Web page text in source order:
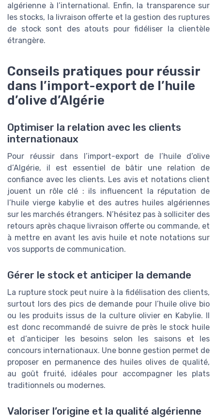
algérienne à l’international. Enfin, la transparence sur
les stocks, la livraison offerte et la gestion des ruptures
de stock sont des atouts pour fidéliser la clientèle
étrangère.
Conseils pratiques pour réussir
dans l’import-export de l’huile
d’olive d’Algérie
Optimiser la relation avec les clients
internationaux
Pour réussir dans l’import-export de l’huile d’olive
d’Algérie, il est essentiel de bâtir une relation de
confiance avec les clients. Les avis et notations client
jouent un rôle clé : ils influencent la réputation de
l’huile vierge kabylie et des autres huiles algériennes
sur les marchés étrangers. N’hésitez pas à solliciter des
retours après chaque livraison offerte ou commande, et
à mettre en avant les avis huile et note notations sur
vos supports de communication.
Gérer le stock et anticiper la demande
La rupture stock peut nuire à la fidélisation des clients,
surtout lors des pics de demande pour l’huile olive bio
ou les produits issus de la culture olivier en Kabylie. Il
est donc recommandé de suivre de près le stock huile
et d’anticiper les besoins selon les saisons et les
concours internationaux. Une bonne gestion permet de
proposer en permanence des huiles olives de qualité,
au goût fruité, idéales pour accompagner les plats
traditionnels ou modernes.
Valoriser l’origine et la qualité algérienne